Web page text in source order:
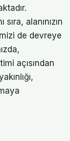
alanınızın
de devreye
açısından